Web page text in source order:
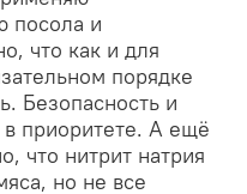
посола и
что как и для
порядке
Безопасность и
приоритете. А ещё
что нитрит натрия
но не все